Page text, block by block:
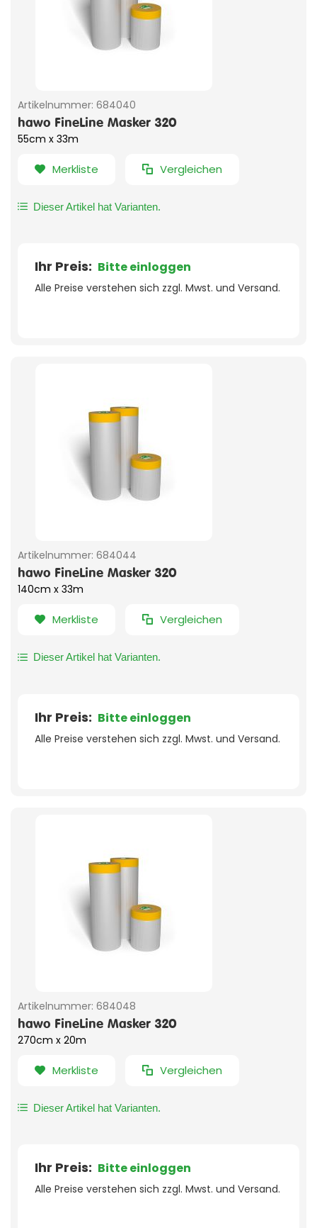
Artikelnummer: 684040
hawo FineLine Masker 320
55cm x 33m
Merkliste Vergleichen
Dieser Artikel hat Varianten.
Ihr Preis: Bitte einloggen
Alle Preise verstehen sich zzgl. Mwst. und Versand.
Artikelnummer: 684044
hawo FineLine Masker 320
140cm x 33m
Merkliste Vergleichen
Dieser Artikel hat Varianten.
Ihr Preis: Bitte einloggen
Alle Preise verstehen sich zzgl. Mwst. und Versand.
Artikelnummer: 684048
hawo FineLine Masker 320
270cm x 20m
Merkliste Vergleichen
Dieser Artikel hat Varianten.
Ihr Preis: Bitte einloggen
Alle Preise verstehen sich zzgl. Mwst. und Versand.